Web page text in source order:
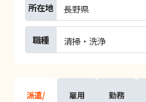
所在地 長野県
職種 清掃・洗浄
派遣/
雇用
勤務